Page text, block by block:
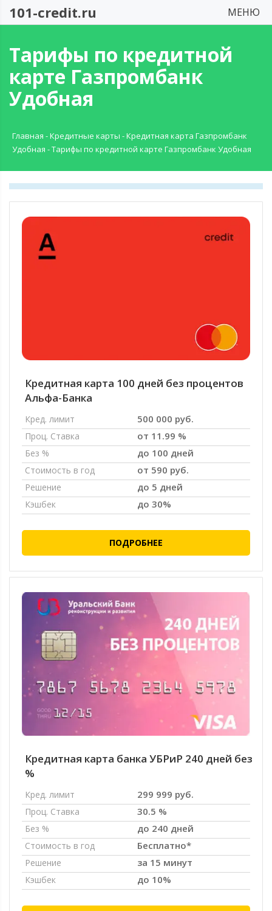
101-credit.ru МЕНЮ
Тарифы по кредитной
карте Газпромбанк
Удобная
Главная -Кредитные карты -Кредитная карта Газпромбанк
Удобная -Тарифы по кредитной карте Газпромбанк Удобная
Кредитная карта 100 дней без процентов
Альфа-Банка
Кред. лимит 500 000 руб.
Проц. Ставка от 11.99 %
Без % до 100 дней
Стоимость в год от 590 руб.
Решение до 5 дней
Кэшбек до 30%
ПОДРОБНЕЕ
Кредитная карта банка УБРиР 240 дней без
%
Кред. лимит 299 999 руб.
Проц. Ставка 30.5 %
Без % до 240 дней
Стоимость в год Бесплатно*
Решение за 15 минут
Кэшбек до 10%